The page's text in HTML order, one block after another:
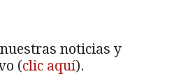
noticias y
(clic aquí).